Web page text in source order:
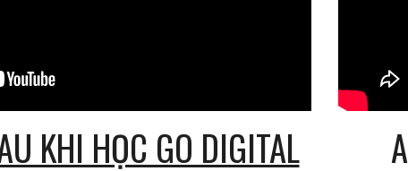
KHI HỌC GO DIGITAL